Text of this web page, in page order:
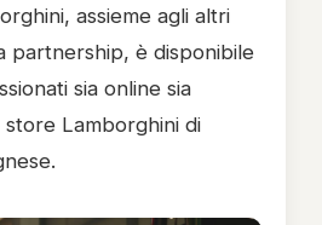
assieme agli altri
partnership, è disponibile
sia online sia
Lamborghini di